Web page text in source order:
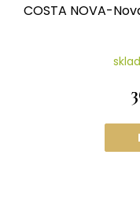
COSTA NOVA-